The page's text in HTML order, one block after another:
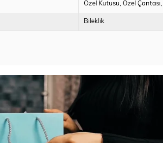
Özel Kutusu Özel Çantası
Bileklik